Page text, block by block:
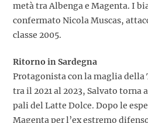
metà tra Albenga e Magenta. I
confermato Nicola Muscas,
classe 2005.
Ritorno in Sardegna
Protagonista con la maglia della
tra il 2021 al 2023, Salvato torna
pali del Latte Dolce. Dopo le
Magenta per l’ex estremo